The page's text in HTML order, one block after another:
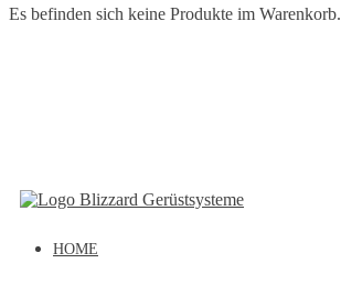
Es befinden sich keine Produkte im Warenkorb.
HOME